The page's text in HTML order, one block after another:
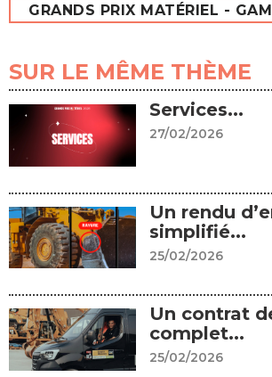
GRANDS PRIX MATÉRIEL -
SUR LE MÊME THÈME
Services...
27/02/2026
Un rendu
simplifié...
25/02/2026
Un contrat
complet...
25/02/2026